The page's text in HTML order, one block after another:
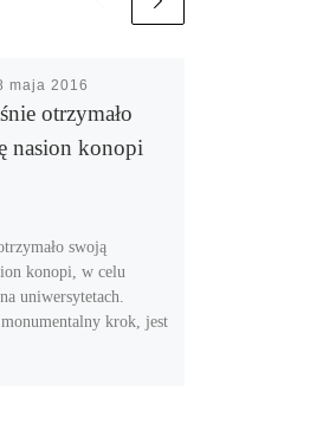
maja 2016
otrzymało
nasion konopi
swoją
konopi, w celu
uniwersytetach.
krok, jest